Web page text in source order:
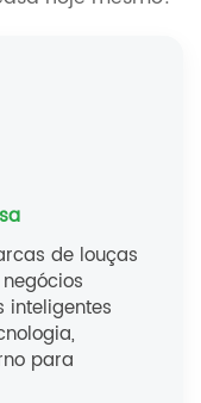
de louças
inteligentes
para